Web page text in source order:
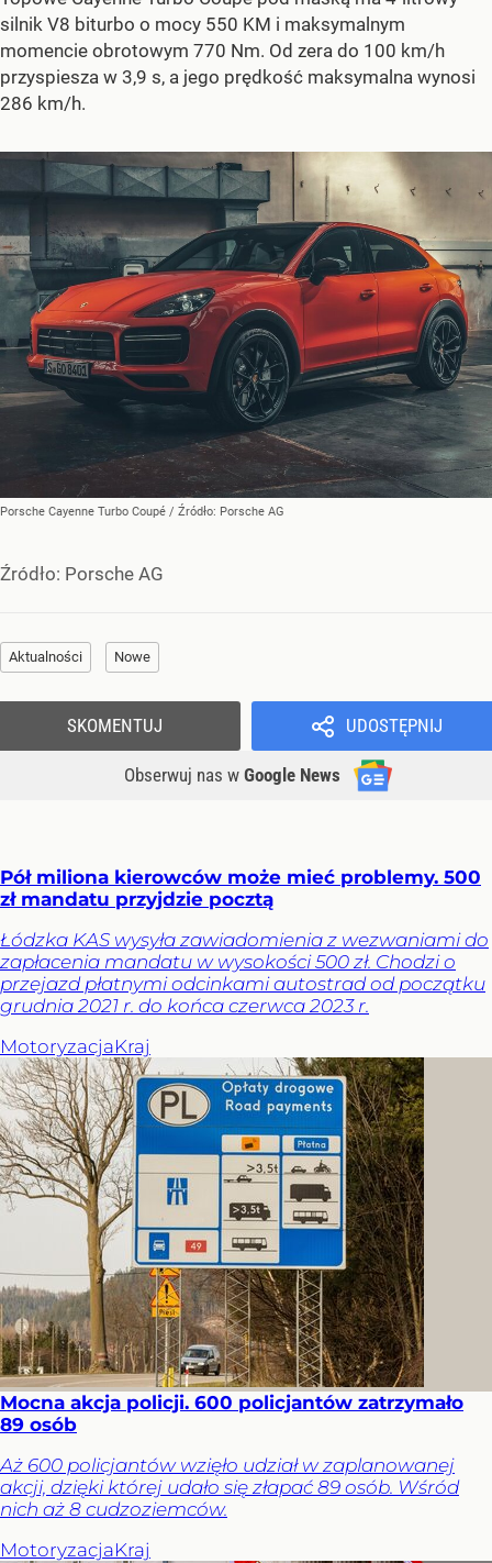
silnik V8 biturbo o mocy 550 KM i maksymalnym
momencie obrotowym 770 Nm. Od zera do 100 km/h
przyspiesza w 3,9 s, a jego prędkość maksymalna wynosi
286 km/h.
Porsche Cayenne Turbo Coupé / Źródło: Porsche AG
Źródło: Porsche AG
Aktualności Nowe
UDOSTĘPNIJ
Obserwuj nas w Google News
SKOMENTUJ
Pół miliona kierowców może mieć problemy. 500
zł mandatu przyjdzie pocztą
Łódzka KAS wysyła zawiadomienia z wezwaniami do
zapłacenia mandatu w wysokości 500 zł. Chodzi o
przejazd płatnymi odcinkami autostrad od początku
grudnia 2021 r. do końca czerwca 2023 r.
MotoryzacjaKraj
Mocna akcja policji. 600 policjantów zatrzymało
89 osób
Aż 600 policjantów wzięło udział w zaplanowanej
akcji, dzięki której udało się złapać 89 osób. Wśród
nich aż 8 cudzoziemców.
MotoryzacjaKraj